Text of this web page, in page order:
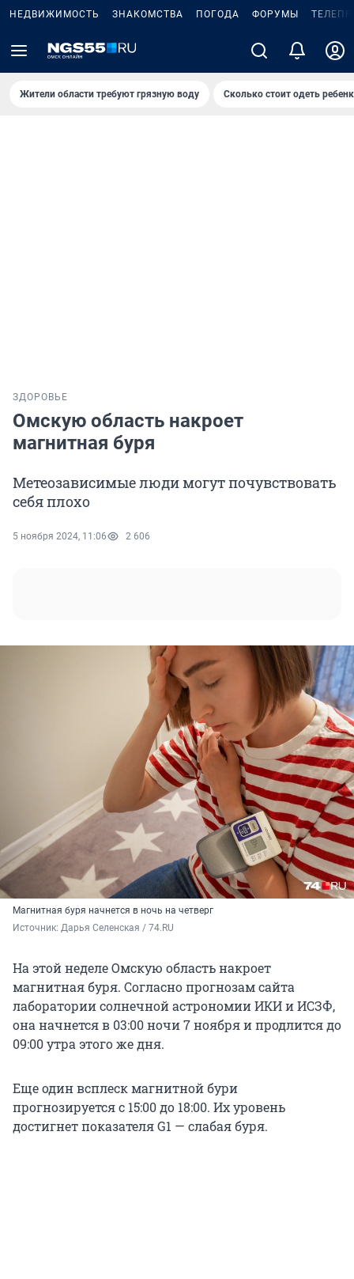
НЕДВИЖИМОСТЬ ЗНАКОМСТВА ПОГОДА ФОРУМЫ
Жители области требуют грязную воду Сколько стоит одеть
ЗДОРОВЬЕ
Омскую область накроет
магнитная буря
Метеозависимые люди могут почувствовать
себя плохо
5 ноября 2024, 11:06 2 606
Магнитная буря начнется в ночь на четверг
Источник: Дарья Селенская / 74.RU
На этой неделе Омскую область накроет
магнитная буря. Согласно прогнозам сайта
лаборатории солнечной астрономии ИКИ и ИСЗФ,
она начнется в 03:00 ночи 7 ноября и продлится до
09:00 утра этого же дня.
Еще один всплеск магнитной бури
прогнозируется с 15:00 до 18:00. Их уровень
достигнет показателя G1 — слабая буря.